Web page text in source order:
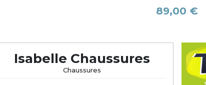
Prix
89,00 €
Isabelle Chaussures
Chaussures